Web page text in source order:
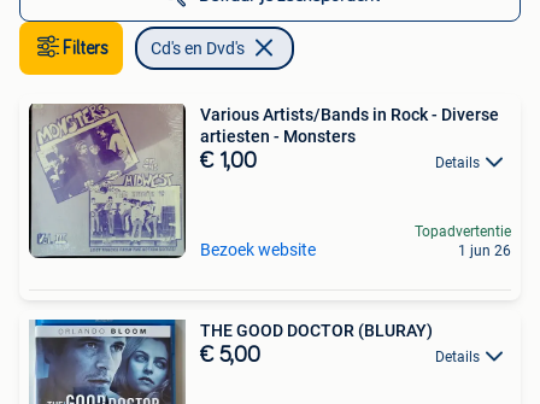
Filters Cd's en Dvd's
Various Artists/Bands in Rock - Diverse
artiesten - Monsters
€ 1,00 Details
Bezoek website
Topadvertentie
1 jun 26
THE GOOD DOCTOR (BLURAY)
€ 5,00 Details